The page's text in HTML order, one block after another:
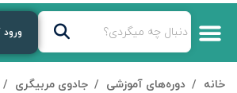
خانه دوره‌های آموزشی جادوی مربیگری